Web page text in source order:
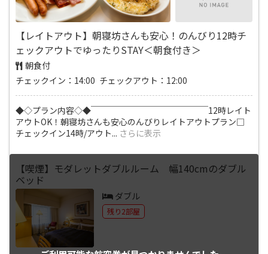
【レイトアウト】朝寝坊さんも安心！のんびり12時チ
ェックアウトでゆったりSTAY＜朝食付き＞
朝食付
チェックイン：14:00 チェックアウト：12:00
◆◇プラン内容◇◆￣￣￣￣￣￣￣￣￣￣￣￣￣￣12時レイト
アウトOK！朝寝坊さんも安心のんびりレイトアウトプラン□
チェックイン14時/アウト... さらに表示
【喫煙】モダレットダブルルーム 幅140cmのダブル
ベッド
ダブル
残り2部屋